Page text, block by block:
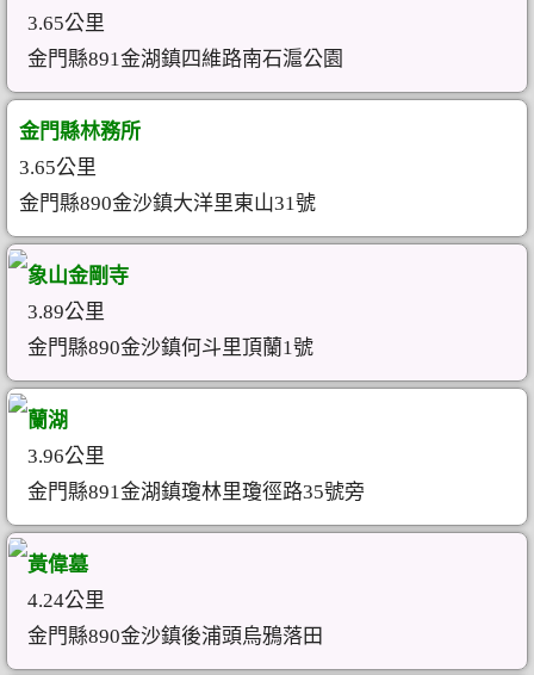
3.65公里
金門縣891金湖鎮四維路南石滬公園
金門縣林務所
3.65公里
金門縣890金沙鎮大洋里東山31號
象山金剛寺
3.89公里
金門縣890金沙鎮何斗里頂蘭1號
蘭湖
3.96公里
金門縣891金湖鎮瓊林里瓊徑路35號旁
黃偉墓
4.24公里
金門縣890金沙鎮後浦頭烏鴉落田